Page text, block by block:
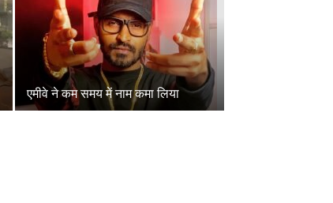
एमीवे ने कम समय में नाम कमा लिया